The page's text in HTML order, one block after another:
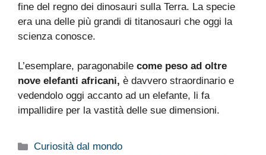
fine del regno dei dinosauri sulla Terra. La specie
era una delle più grandi di titanosauri che oggi la
scienza conosce.
L’esemplare, paragonabile come peso ad oltre
nove elefanti africani, è davvero straordinario e
vedendolo oggi accanto ad un elefante, li fa
impallidire per la vastità delle sue dimensioni.
Categorie
Curiosità dal mondo